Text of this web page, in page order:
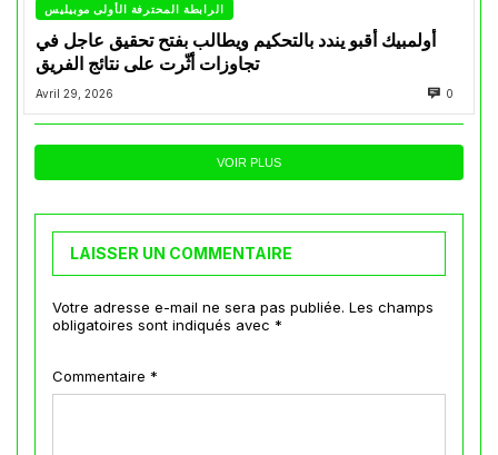
الرابطة المحترفة الأولى موبيليس
أولمبيك أقبو يندد بالتحكيم ويطالب بفتح تحقيق عاجل في
تجاوزات أثّرت على نتائج الفريق
Avril 29, 2026 0
VOIR PLUS
LAISSER UN COMMENTAIRE
Votre adresse e-mail ne sera pas publiée. Les champs
obligatoires sont indiqués avec *
Commentaire *